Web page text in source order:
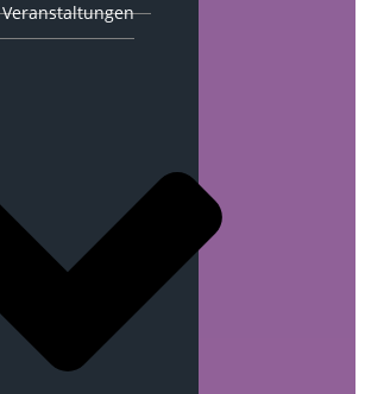
Veranstaltungen